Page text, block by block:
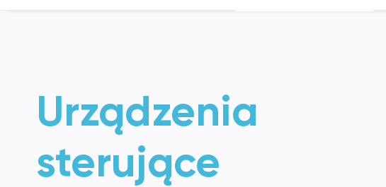
Urządzenia
sterujące